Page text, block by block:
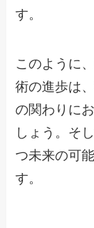
す。
このように
術の進歩は
の関わりに
しょう。そ
つ未来の可
す。